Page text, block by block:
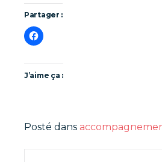
Partager :
J’aime ça :
Posté dans